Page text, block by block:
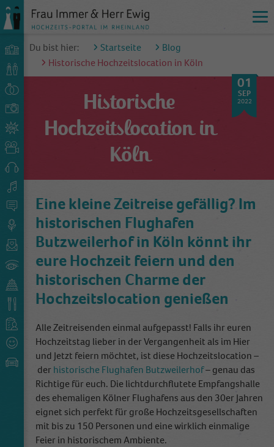
Du bist hier: Startseite
Blog
Historische Hochzeitslocation in Köln
Historische
Hochzeitslocation in
Köln
01
SEP
2022
Eine kleine Zeitreise gefällig? Im
historischen Flughafen
Butzweilerhof in Köln könnt ihr
eure Hochzeit feiern und den
historischen Charme der
Hochzeitslocation genießen
Alle Zeitreisenden einmal aufgepasst! Falls ihr euren
Hochzeitstag lieber in der Vergangenheit als im Hier
und Jetzt feiern möchtet, ist diese Hochzeitslocation –
der historische Flughafen Butzweilerhof– genau das
Richtige für euch. Die lichtdurchflutete Empfangshalle
des ehemaligen Kölner Flughafens aus den 30er Jahren
eignet sich perfekt für große Hochzeitsgesellschaften
mit bis zu 150 Personen und eine wirklich einmalige
Feier in historischem Ambiente.